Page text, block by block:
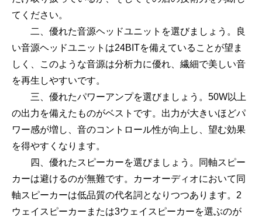
てください。
二、優れた音源ヘッドユニットを選びましょう。良
い音源ヘッドユニットは24BITを備えていることが望ま
しく、このような音源は分析力に優れ、繊細で美しい音
を再生しやすいです。
三、優れたパワーアンプを選びましょう。50W以上
の出力を備えたものがベストです。出力が大きいほどパ
ワー感が増し、音のコントロール性が向上し、望む効果
を得やすくなります。
四、優れたスピーカーを選びましょう。同軸スピー
カーは避けるのが無難です。カーオーディオにおいて同
軸スピーカーは低品質の代名詞となりつつあります。2
ウェイスピーカーまたは3ウェイスピーカーを選ぶのが